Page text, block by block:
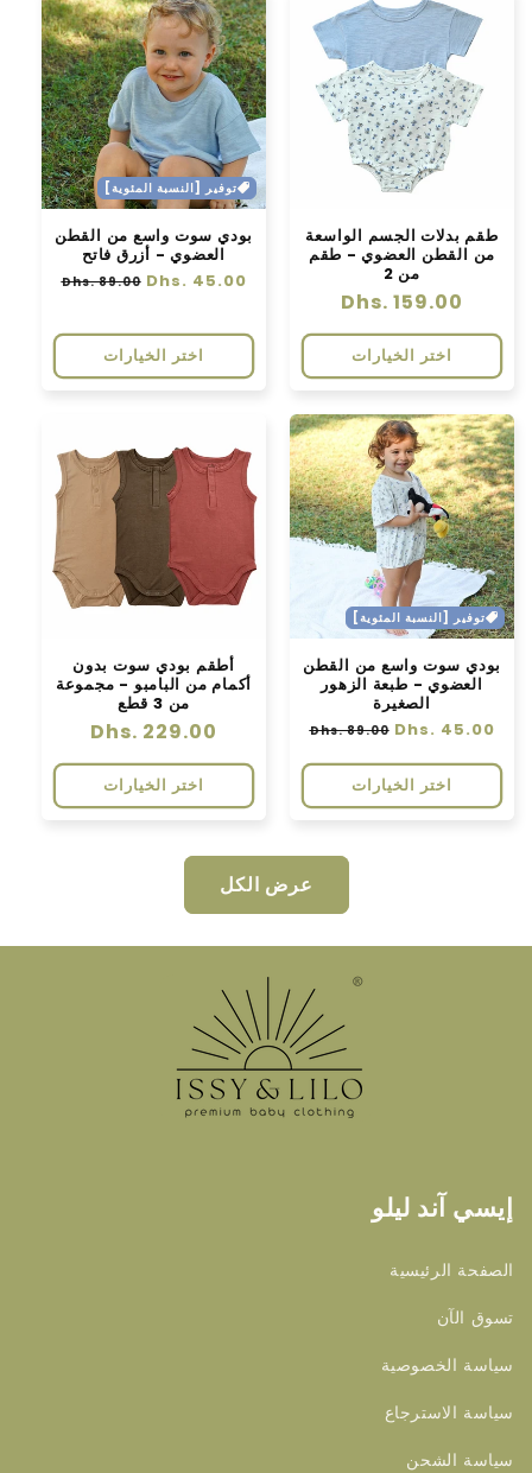
طقم بدلات الجسم الواسعة
من القطن العضوي - طقم
من 2
سعر
عادي
Dhs. 159.00
اختر الخيارات
توفير [النسبة المئوية]
بودي سوت واسع من القطن
العضوي - أزرق فاتح
سعر
Dhs. 45.00 سعر
Dhs. 89.00
اختر الخيارات
توفير [النسبة المئوية]
بودي سوت واسع من القطن
العضوي - طبعة الزهور
الصغيرة
سعر
Dhs. 45.00 سعر
Dhs. 89.00
اختر الخيارات
أطقم بودي سوت بدون
أكمام من البامبو - مجموعة
من 3 قطع
سعر
عادي
Dhs. 229.00
اختر الخيارات
عرض الكل
إيسي آند ليلو
الصفحة الرئيسية
تسوق الآن
سياسة الخصوصية
سياسة الاسترجاع
سياسة الشحن